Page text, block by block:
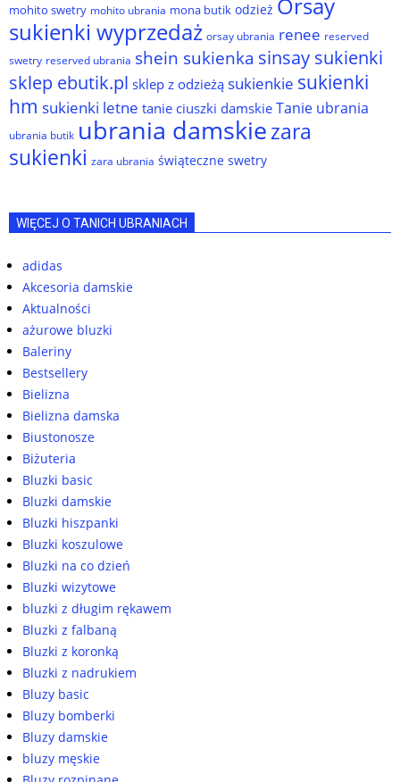
mohito swetry mohito ubrania mona butik odzież
sukienki wyprzedaż orsay ubrania renee reserved
swetry reserved ubrania shein sukienka sinsay sukienki
sklep ebutik.pl sklep z odzieżą sukienkie sukienki
hm sukienki letne tanie ciuszki damskie Tanie ubrania
ubrania butik ubrania damskiezara
sukienki zara ubrania świąteczne swetry
WIĘCEJ O TANICH UBRANIACH
adidas
Akcesoria damskie
Aktualności
ażurowe bluzki
Baleriny
Bestsellery
Bielizna
Bielizna damska
Biustonosze
Biżuteria
Bluzki basic
Bluzki damskie
Bluzki hiszpanki
Bluzki koszulowe
Bluzki na co dzień
Bluzki wizytowe
bluzki z długim rękawem
Bluzki z falbaną
Bluzki z koronką
Bluzki z nadrukiem
Bluzy basic
Bluzy bomberki
Bluzy damskie
bluzy męskie